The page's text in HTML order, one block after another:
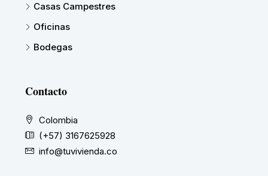
Casas Campestres
Oficinas
Bodegas
Contacto
Colombia
(+57) 3167625928
info@tuvivienda.co